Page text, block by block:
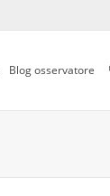
Blog osservatore